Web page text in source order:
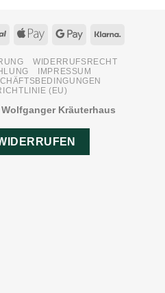
PayPal
Apple
Google
WIDERRUFSRECHT
IMPRESSUM
(EU)
Wolfganger Kräuterhaus